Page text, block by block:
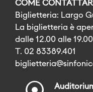
COME
Biglietteria: Largo
La biglietteria è
dalle 12.00 alle 19.00
T. 02 83389.401